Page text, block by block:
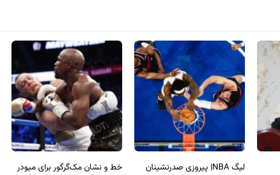
لیگ NBA| پیروزی صدرنشینان
خط و نشان مک‌گرگور برای میودر